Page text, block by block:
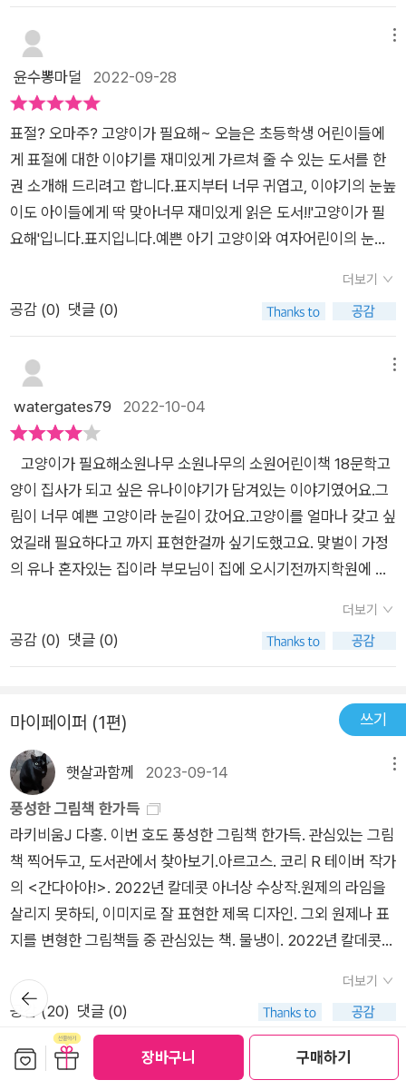
장바구니 구매하기
해야 할까요? 표절은 남의 것을 몰래 가져다 쓰는 거예요. 마치
이 아이디어와 표현 방식이 자기 것인 듯 행세하는 거죠. 그래서
사람들은 표절을 나쁘다고 봐요. 심하면 범죄라고 보기도 하죠.
p.95 불조심 포스터 대회에서 금상을 받은 친구의 작품이 표절
로 밝혀지면서, 유나는 자신도 다른 사람의 사진을 표절한 것은
아닌지에 대해 심각한 고민을 하게 됩니다. 이제 친구들에게 쿠키
의 진실에 대해 알려주어야 하는 걸까요? 유나는 불조심 포스터
대회에서 고흐의 '별이 빛나는 밤에'라는 작품을 참고해서 그림을
그렸지만, 표절로 인정되진 않았습니다. 유나와 친구 모두 '다른
은 표절이 아니라고 한 것일까요? 이에 대한 해답과 더 많은 이야
기는 책을 통해 만나길 바랍니다~! 꿈오리 한줄평: 고양이 집사
가 되고픈 유나의 이야기를 통해 저작권의 중요성, 표절과 오마주
의 '별이 빛나는 밤에' 그림과 비슷한 그림이 표절이 아니냐고 묻
게 된답니다. 선생님은 아이들에게 '표절'과 '오마주'에 대해서 알
려주신답니다. '표절은 남의 것을 몰래 가져다 쓰는 거예요. 마치
이 아이디어와 표현 방식이 자기 것인 듯 행세하는 거죠. 그래서
p.95'오마주는 달라요. 처음부터 이 사람을 존경하거나 작품이
좋아 모방했다고 당당히 드러내요. 경우에 따라 원작자의 허락을
받기도 하고요. (생략).' p.96 표절과 오마주 이야기를 들은후 유
나는 포스터에서는 당당히 인정받았지만 혜연 언니의 쿠키 사진
을 표절한 것이 못내 마음에 걸렸답니다. 유나는 은상으로 받은
문화상품권으로 아이들과 카페에서 만나 케이크와 주스를 마시
면서 통크게 쏘면서 아이들에게 쿠키 이야기를 한답니다. 그 이야
는 우는 유나를 달랜답니다. 유나는 이제 어떤 생활을 하게 될까
요? 마음 불편하게 친구들과 어울렸던 생활에서 벗어나게 될 유
나의 용기있음에 박수를 보내며 유나가 어떻게 변화해갈지 궁금
해지는 《고양이가 필요해》였답니다.출판사로부터 책을 제공받고
주관적으로 쓴글입니다.#고양이가필요해 #박상기지음 #소원나
무 #고양이 #성장동화 #표절과오마주 #저작권
키우고 싶은 마음을 담아 놓은 것만은 아니더라고요​아이들의 마
음을 이해해 주고 , 아이들의 이야기에 한 번 더 귀 기울여 주고,
마음을 열 수 있도록 엄마아빠의 역할까지 생각하게 해주는 책 이
더라고요​ㅎㅎ 제 아이는 책이 너무 마음에 들었는지학교 독후감
숙제에 고양이가 필요해 표지를 따라 그리기를 해서 내기도 하고
~ ㅎㅎ재미나게 잘 읽었어요​​[출판사로부터 도서 협찬을 받았고
본인의 주관적인 견해에 의하여 작성함] #고양이가필요해#고양
이#유나#은빈#오마주#표절#우아페#우리아이책카페#교우관
계#애완묘​​
진 자신을 일으켜주며 서로 사랑이 싹텄다고...더군다나 그 남친
은 서울대 무슨과에 다니는 학벌도 좋고, 얼굴도 잘 생긴....​'우
와... 너가 그렇다면 나도 희망이 있구나...'하면서 나의 미래의 남
져서 너무 재미있게 들었는데, 알고보니 모든게 거짓말이었다. 그
러면서 대학을 들어가서도 이해되지 않았다. ​'도대체...걔는 왜 그
랬지?'​한참이 지나서야, 다른 친구와 이야기하다, 그 말을 믿은
사람은 우리반에 나밖에 없다는 사실을 알게 되었다. 그러면서 우
스갯소리로 하는 친구의 말.'너 사기치기 딱 좋은 캐릭터야, 조심
해. 어떻게 그런 말을 다 믿었어? 그냥 들어도 웃긴데.'​[소원나무
▶ 고양이가 필요해]는, 나의 고교시절, 그 웃지못할 해프닝을 떠
책을 읽으면서 오랜전 그 이야기가 떠오른 이유는 아마도 '거짓
말'로 시작된 사건이기 때문이겠지...​고양이를 너무 좋아하지만,
키우지 못하다보니 항상 다른 사람의 고양이 사진과 동영상으로
대리만족하는 유나. 그러던 어느날 혜연의 고양이 사진을 도용해
자신의 고양이인것 마냥 캣 패밀리에 가입하게 된다. 하지만, 다
른 멤버들로부터 고양이와 함께 찍은 사진을 프로필 사진으로 올
리자는 말에 고민하다 결국 고양이의 주인인 혜연을 찾아가는
데...​책에서는 유나의 고양이 사건과 함께학교에서 열린 '불조심
포스터 그리기 대회'를 통한 표절과 오마주에 대한 이야기도 한
다른 사람의 노력이 들어간 결과물을 나의 것처럼 사용해서 얻게
되는 부와 명예가 과연 진정한 행복을 가져다줄까? 하는 물음에
대해 생각꺼리를 던져준다. ​한번의 거짓말이 걷잡을 수없는 결과
​특히나 요즘처럼 개인 SNS 활용이 일상화 되어버린 요즘, 별 생
각없이 예쁜 사진과 동영상을 퍼다 나르다 법적 제재를 받는 경우
가 빈번하게 볼 수 있다. 학교에서는 지적재산권, 저작권에 대한
교육을 어릴때부터 하고 있을 정도니 말이다. ​ [바꿔!]로 유명한
박상기 작가의 새로운 이야기 [ 소원나무 ▶ 고양이가 필요해]를
통해저작권과 우정에 대해 깊이 생각할 시간을 가질 수 있을 것
같다. ​[출판사로부터 도서 협찬을 받았고 본인의 주관적인 견해
에 의하여 작성함]
윤수뽕마덜 2022-09-28
표절? 오마주? 고양이가 필요해~ 오늘은 초등학생 어린이들에
게 표절에 대한 이야기를 재미있게 가르쳐 줄 수 있는 도서를 한
권 소개해 드리려고 합니다.표지부터 너무 귀엽고, 이야기의 눈높
이도 아이들에게 딱 맞아너무 재미있게 읽은 도서!!'고양이가 필
요해'입니다.표지입니다.예쁜 아기 고양이와 여자어린이의 눈맞
용을 살짝 암시해주고 있는 듯 합니다. 이 책의 작가님은 현재 초
등학교 교사로 있으신 분인데요.오늘부터 티볼! 이라는 책도 참
았답니다.아이들에게 표절에 대해서 재미있게 알려주는 이야기~
지금부터 소개해드릴게요. 차례입니다.고양이가 필요해를 시작
으로 작가의 말까지~총 150여 쪽으로 이루어져 있는데요~고학
요.특히나 문체가 딱딱하지 않고 쉽게 술술 읽히고 있어서더더욱
아이들이 다가가기에 좋았던 것 같아요. 오늘의 주인공은 유나라
는 친구입니다.엄마 아빠가 맞벌이셔서 집에 늦게 들어오시는데
~유나는 딱 혼자인 아이랍니다.그래서 저녁도 편의점에서 대충
도시락을 사먹거나 하고,집에 가도 너무 외로워서 반려동물이 있
었으면~~ 하고 생각하는 친구지요.예전부터 고양이를 키우고
싶어서 부모님께 이야기도 해보았으나,이런저런 이유로 계속 거
이였답니다.쿠키의 집사는 따로 있었으나, 너무 귀여운 나머지..
쿠키의 사진을 캡처해서 본인의 프로필에 올린 유나에게 사건이
시작됩니다. 같은 반 친구들 중에서도 인싸에 속하는 친구들이모
두 고양이를 기르고 있었거든요~고양이를 기르는 친구들만 가입
할 수 있는(?) 모임에유나도 엉겁결에 함께하게 되면서 이야기가
시작됩니다.외로웠던 학교 생활이 고양이를 키운다는 오해 하나
로 즐거운 생활이 가능하게 된거랍니다.친구들은 당연히 유나가
고양이를 기른다고 생각했기에 일원으로 받아준건데~미션 중에
고양이와 함께 사진찍어 올리기가 있어서..깊은 고민에 빠지게 됩
니다. 왜냐하면.. 쿠키는..진짜 유나의 고양이가 아니니까요. 위기
에 처하게 된 유나는 급하게 한 가지 방법을 생각해내는데요~그
방법은 바로..쿠키의 진짜 주인인 언니에게 부탁을 해서..쿠키와
사진을 함께 찍을 수 있도록 하는거랍니다. 그리고 그 기회에 솔
직하게 지금 상황에 대해 이야기를 나누고언니에게 상담도 받게
된답니다.결국은.. 언제까지 쿠키가 자신의 고양이라고 속일 수는
더보기
공감 (0) 댓글 (0)
watergates79 2022-10-04
​ ​ 고양이가 필요해소원나무 소원나무의 소원어린이책 18문학고
양이 집사가 되고 싶은 유나이야기가 담겨있는 이야기였어요.그
림이 너무 예쁜 고양이라 눈길이 갔어요.고양이를 얼마나 갖고 싶
었길래 필요하다고 까지 표현한걸까 싶기도했고요. 맞벌이 가정
의 유나 혼자있는 집이라 부모님이 집에 오시기전까지학원에 있
러다보니 유나가 고양이를 키우고 싶어하는마음이 충분히 이해
가더라구요.저녁도 편의점에서 때우고 집에 가기도 싫을거고그
런집에 나를 반겨주는 반려동물이 있으면 가기싫은 마음이없어
질 것 같기도 하고요. 그렇지만 유나 부모님은 반려동물을 키우는
데는많은 정성과 책임이 들어간다는것을 이유로 반대를 하신 상
황이예요. 아무래도 동물을 키우는 건 쉽지 않기에저희집도 아이
가 고양이를 키우고 싶어하지만같은 이유로 안된다고 했기에 부
모님 입장도 충분히 이해는가죠. ​ 그렇지만 유나가 무리에 끼워
들고 싶었던 친구들은고양이를 키우고 있었고 그로 단합이 되어
있었기에고양이가 없는 유나는 모임에 들어갈 수도 낄수도 없었
어요. 아무래도 학생들 사이에서 가까이 보신 선생님이 작가분이
시다보니유나의 마음이 더 상세하고 표기가 되어 나타나지 않았
나 싶었어요. 유나의 마음이 어쩌면 아이들이 많이 갖는 마음이
않았지만 상황을 몰아가면서거짓말이 눈덩이처럼 커지고 그러면
서 마음도 무거워지게되요. ​ 표절과 오나주 그것의 차이가 분명
한것처럼유나는 자신이 한 잘못을 인정하지만 그렇다고 친구들
에게는털어놓을 용기를 못내고 있었어요. 충분히 그럴 상황이였
더보기
공감 (0) 댓글 (0)
마이페이퍼 (1편) 쓰기
햇살과함께 2023-09-14
풍성한 그림책 한가득
라키비움J 다홍. 이번 호도 풍성한 그림책 한가득. 관심있는 그림
책 찍어두고, 도서관에서 찾아보기.아르고스. 코리 R 테이버 작가
의 <간다아아!>. 2022년 칼데콧 아너상 수상작.원제의 라임을
살리지 못하되, 이미지로 잘 표현한 제목 디자인. 그외 원제나 표
지를 변형한 그림책들 중 관심있는 책. 물냉이. 2022년 칼데콧
영화에 <미나리>가 있다면 그림책에 <물냉이>그외 아프리카
계 미국인 작가의 그림책 폴란드 그래픽 디자이너이자 일러스트
레이터인 피오트르 소하가 그린 풀빛 지식 아이 시리즈.<더러워
- 냄새나는 세계사> 재미겠다 ㅎㅎ 수원화성에 관한 그림책도
더보기
공감 (20) 댓글 (0)
뒤로가
기